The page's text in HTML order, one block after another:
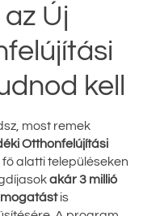
Új
kell
most remek
Otthonfelújítási
fő alatti településeken
akár 3 millió
is